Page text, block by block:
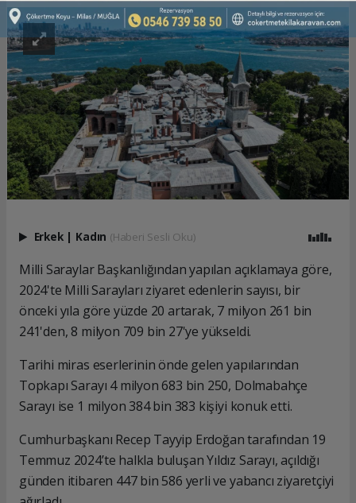
Erkek | Kadın (Haberi Sesli Oku)
Milli Saraylar Başkanlığından yapılan açıklamaya göre,
2024'te Milli Sarayları ziyaret edenlerin sayısı, bir
önceki yıla göre yüzde 20 artarak, 7 milyon 261 bin
241'den, 8 milyon 709 bin 27'ye yükseldi.
Tarihi miras eserlerinin önde gelen yapılarından
Topkapı Sarayı 4 milyon 683 bin 250, Dolmabahçe
Sarayı ise 1 milyon 384 bin 383 kişiyi konuk etti.
Cumhurbaşkanı Recep Tayyip Erdoğan tarafından 19
Temmuz 2024’te halkla buluşan Yıldız Sarayı, açıldığı
günden itibaren 447 bin 586 yerli ve yabancı ziyaretçiyi